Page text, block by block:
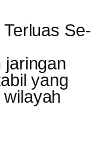
Se-
jaringan
yang